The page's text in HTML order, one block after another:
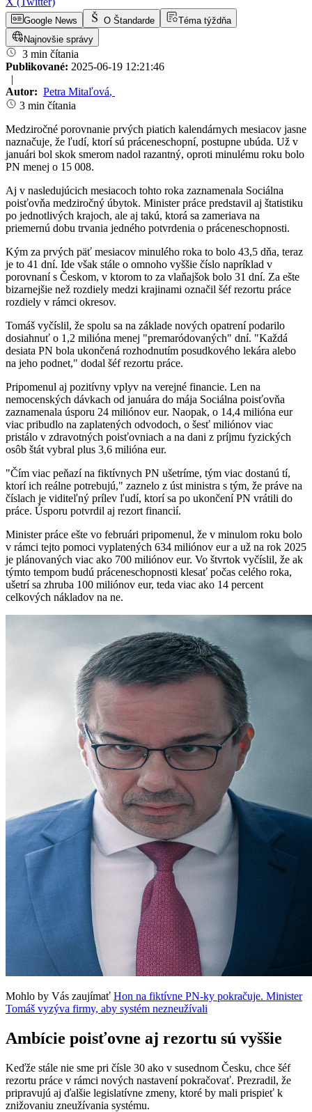
Google News O Štandarde
Téma týždňa
Najnovšie správy
3 min čítania
Publikované: 2025-06-19 12:21:46
|
Autor: Petra Mitaľová,
3 min čítania
Medziročné porovnanie prvých piatich kalendárnych mesiacov jasne
naznačuje, že ľudí, ktorí sú práceneschopní, postupne ubúda. Už v
januári bol skok smerom nadol razantný, oproti minulému roku bolo
PN menej o 15 008.
Aj v nasledujúcich mesiacoch tohto roka zaznamenala Sociálna
poisťovňa medziročný úbytok. Minister práce predstavil aj štatistiku
po jednotlivých krajoch, ale aj takú, ktorá sa zameriava na
priemernú dobu trvania jedného potvrdenia o práceneschopnosti.
Kým za prvých päť mesiacov minulého roka to bolo 43,5 dňa, teraz
je to 41 dní. Ide však stále o omnoho vyššie číslo napríklad v
porovnaní s Českom, v ktorom to za vlaňajšok bolo 31 dní. Za ešte
bizarnejšie než rozdiely medzi krajinami označil šéf rezortu práce
rozdiely v rámci okresov.
Tomáš vyčíslil, že spolu sa na základe nových opatrení podarilo
dosiahnuť o 1,2 milióna menej "premaródovaných" dní. "Každá
desiata PN bola ukončená rozhodnutím posudkového lekára alebo
na jeho podnet," dodal šéf rezortu práce.
Pripomenul aj pozitívny vplyv na verejné financie. Len na
nemocenských dávkach od januára do mája Sociálna poisťovňa
zaznamenala úsporu 24 miliónov eur. Naopak, o 14,4 milióna eur
viac pribudlo na zaplatených odvodoch, o šesť miliónov viac
pristálo v zdravotných poisťovniach a na dani z príjmu fyzických
osôb štát vybral plus 3,6 milióna eur.
"Čím viac peňazí na fiktívnych PN ušetríme, tým viac dostanú tí,
ktorí ich reálne potrebujú," zaznelo z úst ministra s tým, že práve na
číslach je viditeľný prílev ľudí, ktorí sa po ukončení PN vrátili do
práce. Úsporu potvrdil aj rezort financií.
Minister práce ešte vo februári pripomenul, že v minulom roku bolo
v rámci tejto pomoci vyplatených 634 miliónov eur a už na rok 2025
je plánovaných viac ako 700 miliónov eur. Vo štvrtok vyčíslil, že ak
týmto tempom budú práceneschopnosti klesať počas celého roka,
ušetrí sa zhruba 100 miliónov eur, teda viac ako 14 percent
celkových nákladov na ne.
Mohlo by Vás zaujímať Hon na fiktívne PN-ky pokračuje. Minister
Tomáš vyzýva firmy, aby systém nezneužívali
Ambície poisťovne aj rezortu sú vyššie
Keďže stále nie sme pri čísle 30 ako v susednom Česku, chce šéf
rezortu práce v rámci nových nastavení pokračovať. Prezradil, že
pripravujú aj ďalšie legislatívne zmeny, ktoré by mali prispieť k
znižovaniu zneužívania systému.